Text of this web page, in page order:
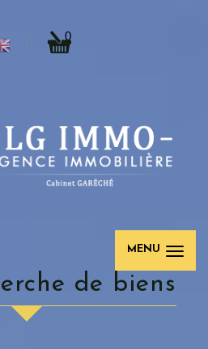
0
MENU
de biens